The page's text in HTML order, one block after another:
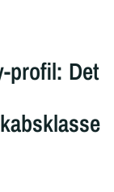
profil: Det